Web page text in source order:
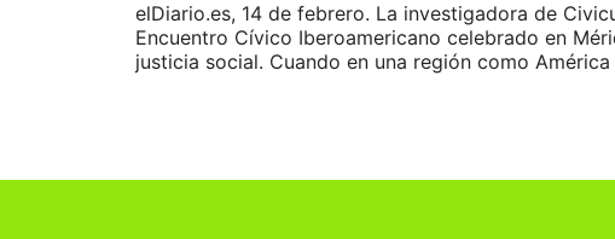
elDiario.es, 14 de febrero. La investigadora de
Encuentro Cívico Iberoamericano celebrado en
justicia social. Cuando en una región como